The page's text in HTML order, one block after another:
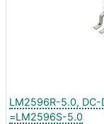
LM2596R-5.0, DC-
=LM2596S-5.0